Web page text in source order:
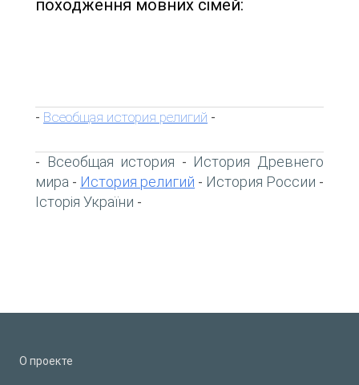
походження мовних сімей:
- Всеобщая история религий -
- Всеобщая история - История Древнего
мира - История религий - История России -
Історія України -
О проекте